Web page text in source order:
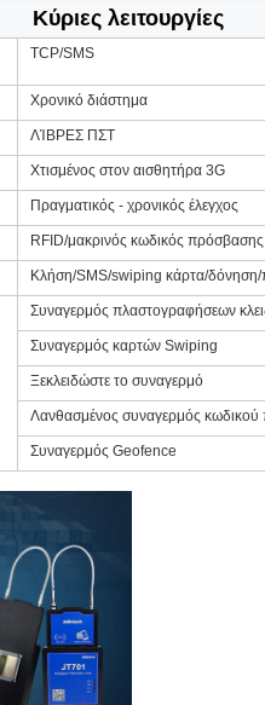
Κύριες λειτουργίες
TCP/SMS
Χρονικό διάστημα
ΛΊΒΡΕΣ ΠΣΤ
Χτισμένος στον αισθητήρα 3G
Πραγματικός - χρονικός έλεγχος
RFID/μακρινός κωδικός πρόσβασης
Κλήση/SMS/swiping κάρτα/δόνηση/
Συναγερμός πλαστογραφήσεων
Συναγερμός καρτών Swiping
Ξεκλειδώστε το συναγερμό
Λανθασμένος συναγερμός
Συναγερμός Geofence